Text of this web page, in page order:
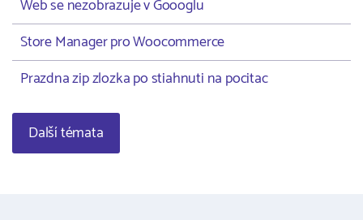
Web se nezobrazuje v Goooglu
Store Manager pro Woocommerce
Prazdna zip zlozka po stiahnuti na pocitac
Další témata